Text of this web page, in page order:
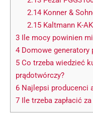
2.14Konner &
2.15Kaltmann K-
3 Ile mocy powinien
4 Domowe generatory
5 Co trzeba wiedzieć
prądotwórczy?
6 Najlepsi producenci
7 Ile trzeba zapłacić